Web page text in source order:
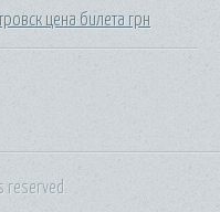
цена билета грн